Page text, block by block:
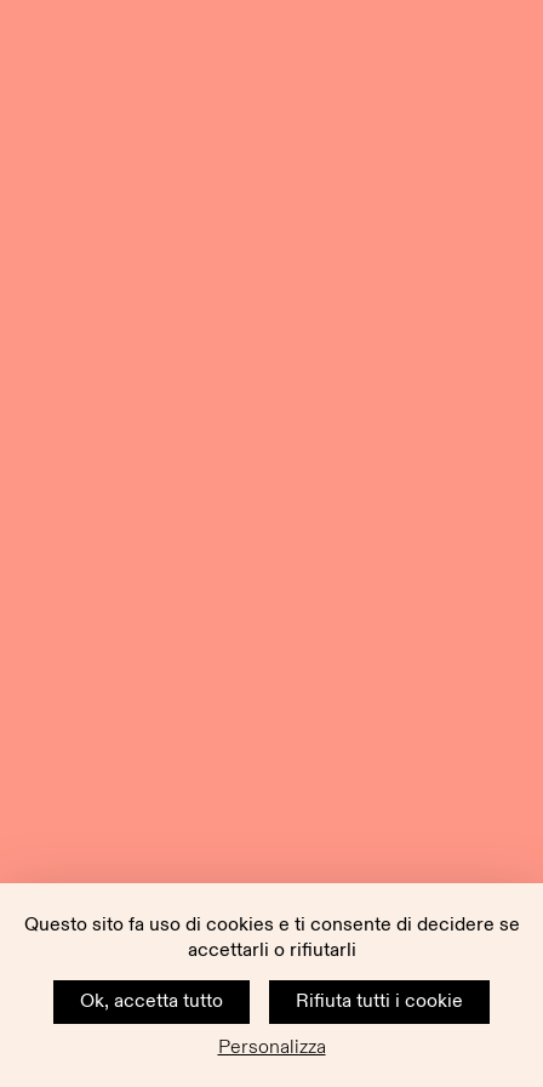
Questo sito fa uso di cookies e ti consente di decidere se
accettarli o rifiutarli
Ok, accetta tutto
Rifiuta tutti i cookie
Personalizza